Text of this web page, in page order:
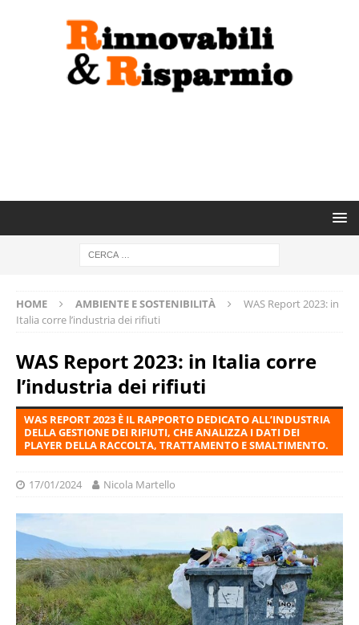
HOME AMBIENTE E SOSTENIBILITÀ
WAS Report 2023: in
Italia corre l’industria dei rifiuti
WAS Report 2023: in Italia corre
l’industria dei rifiuti
WAS REPORT 2023 È IL RAPPORTO DEDICATO ALL’INDUSTRIA
DELLA GESTIONE DEI RIFIUTI, CHE ANALIZZA I DATI DEI
PLAYER DELLA RACCOLTA, TRATTAMENTO E SMALTIMENTO.
17/01/2024 Nicola Martello